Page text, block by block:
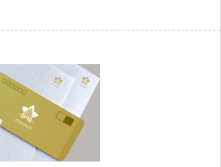
斗就能打起来，而是需要做足前期准备
兵马未动,粮草先行 宣传册制作，要
，不能什么都没有准...